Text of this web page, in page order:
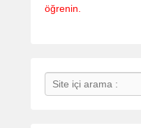
öğrenin.
Search